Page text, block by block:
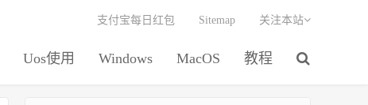
Uos使用 Windows MacOS 教程
支付宝每日红包 Sitemap 关注本站